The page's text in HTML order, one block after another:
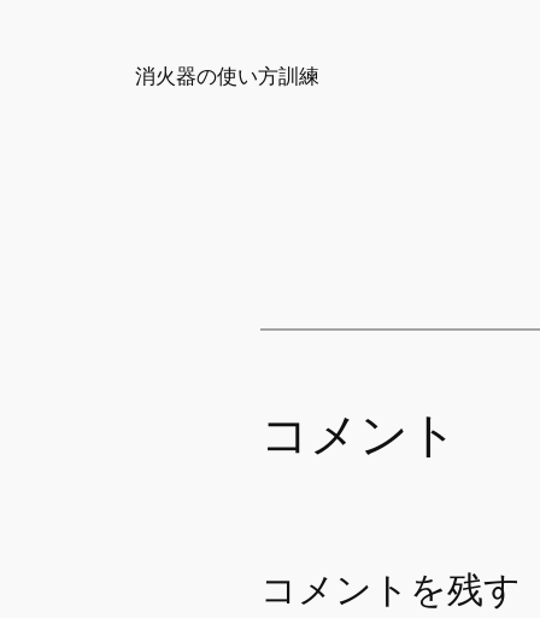
消火器の使い方訓練
コメント
コメントを残す